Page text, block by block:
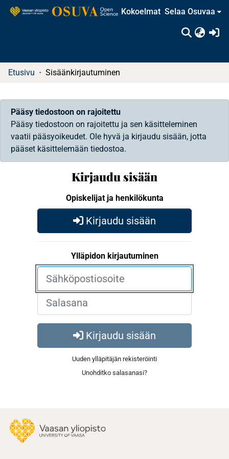
Kokoelmat Selaa Osuvaa
Etusivu Sisäänkirjautuminen
Pääsy tiedostoon on rajoitettu
Pääsy tiedostoon on rajoitettu ja sen käsitteleminen
vaatii pääsyoikeudet. Ole hyvä ja kirjaudu sisään, jotta
pääset käsittelemään tiedostoa.
Kirjaudu sisään
Opiskelijat ja henkilökunta
Kirjaudu sisään
Ylläpidon kirjautuminen
Kirjaudu sisään
Uuden ylläpitäjän rekisteröinti
Unohditko salasanasi?